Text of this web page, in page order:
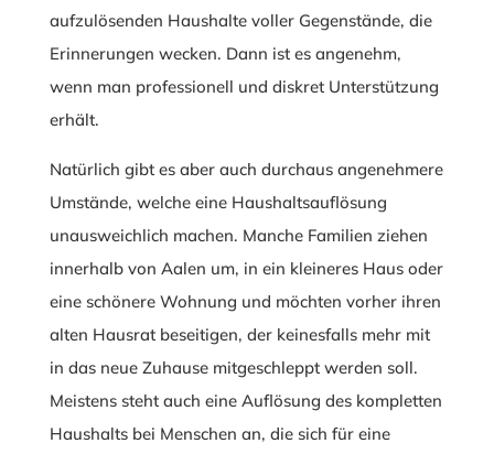
aufzulösenden Haushalte voller Gegenstände, die
Erinnerungen wecken. Dann ist es angenehm,
wenn man professionell und diskret Unterstützung
erhält.
Natürlich gibt es aber auch durchaus angenehmere
Umstände, welche eine Haushaltsauflösung
unausweichlich machen. Manche Familien ziehen
innerhalb von Aalen um, in ein kleineres Haus oder
eine schönere Wohnung und möchten vorher ihren
alten Hausrat beseitigen, der keinesfalls mehr mit
in das neue Zuhause mitgeschleppt werden soll.
Meistens steht auch eine Auflösung des kompletten
Haushalts bei Menschen an, die sich für eine